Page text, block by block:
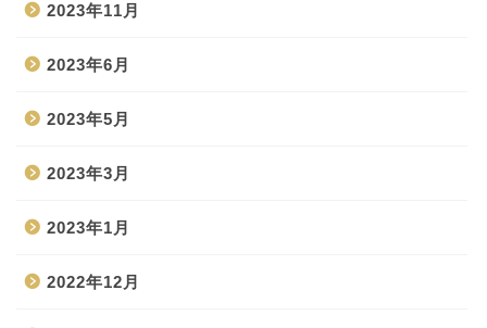
2023年11月
2023年6月
2023年5月
2023年3月
2023年1月
2022年12月